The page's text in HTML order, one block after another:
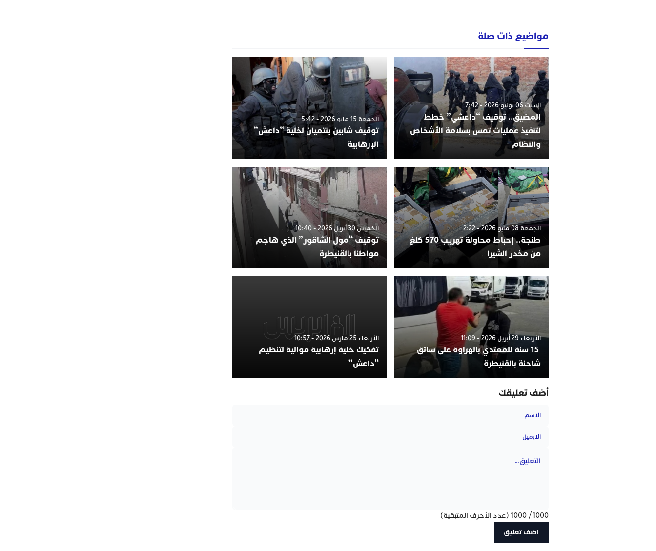
مواضيع ذات صلة
السبت 06 يونيو 2026 - 7:42
المضيق.. توقيف “داعشي” خطط
لتنفيذ عمليات تمس بسلامة الأشخاص
والنظام
الجمعة 15 مايو 2026 - 5:42
توقيف شابين ينتميان لخلية “داعش”
الإرهابية
الجمعة 08 مايو 2026 - 2:22
طنجة.. إحباط محاولة تهريب 570 كلغ
من مخدر الشيرا
الخميس 30 أبريل 2026 - 10:40
توقيف “مول الشاقور” الذي هاجم
مواطنا بالقنيطرة
الأربعاء 29 أبريل 2026 - 11:09
15 سنة للمعتدي بالهراوة على سائق
شاحنة بالقنيطرة
الأربعاء 25 مارس 2026 - 10:57
تفكيك خلية إرهابية موالية لتنظيم
“داعش”
أضف تعليقك
1000
/
1000 (عدد الأحرف المتبقية)